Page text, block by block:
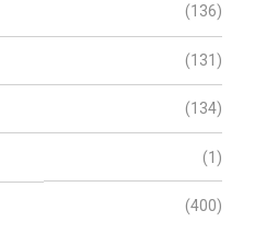
(136)
(131)
(134)
(1)
(400)